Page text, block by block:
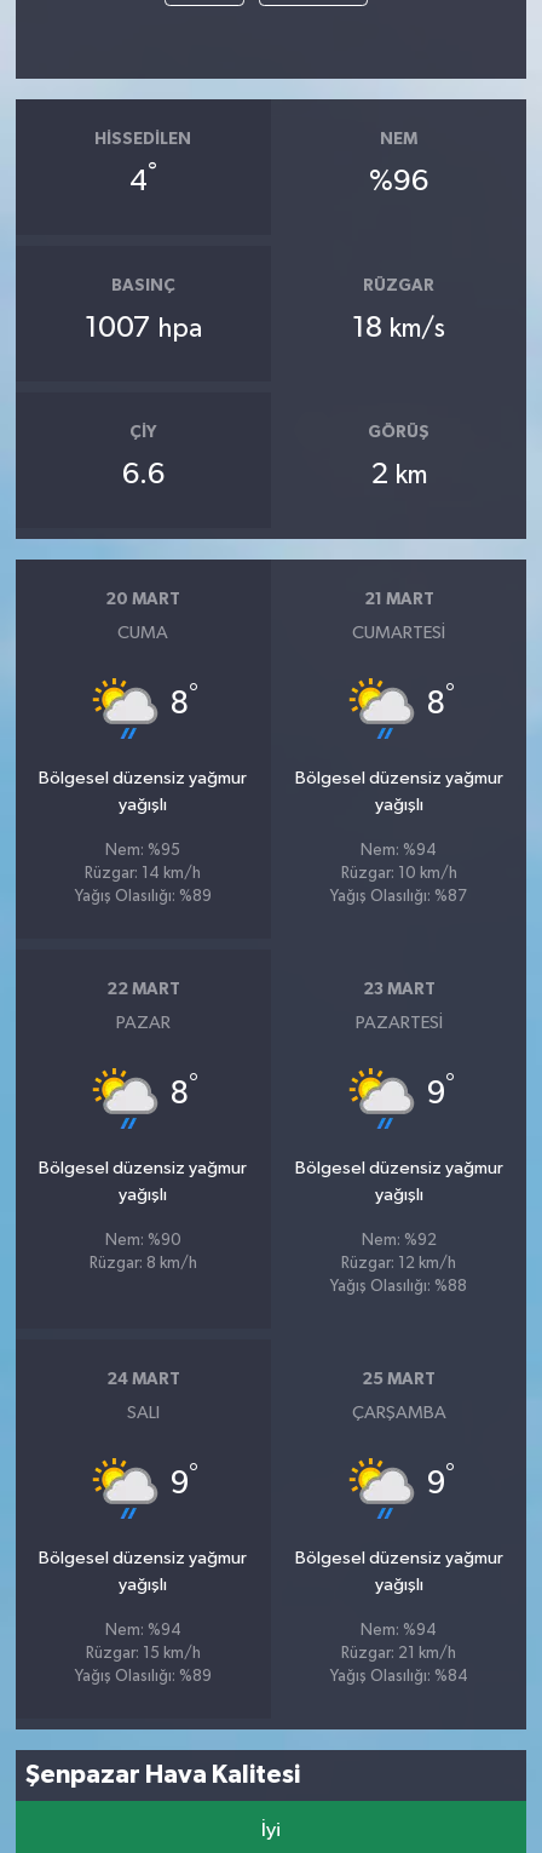
HISSEDILEN
4°
NEM
%96
BASINÇ
1007 hpa
RÜZGAR
18 km/s
ÇIY
6.6
GÖRÜŞ
2 km
20 MART
CUMA
8°
Bölgesel düzensiz yağmur
yağışlı
Nem: %95
Rüzgar: 14 km/h
Yağış Olasılığı: %89
21 MART
CUMARTESI
8°
Bölgesel düzensiz yağmur
yağışlı
Nem: %94
Rüzgar: 10 km/h
Yağış Olasılığı: %87
22 MART
PAZAR
8°
Bölgesel düzensiz yağmur
yağışlı
Nem: %90
Rüzgar: 8 km/h
23 MART
PAZARTESI
9°
Bölgesel düzensiz yağmur
yağışlı
Nem: %92
Rüzgar: 12 km/h
Yağış Olasılığı: %88
24 MART
SALI
9°
Bölgesel düzensiz yağmur
yağışlı
Nem: %94
Rüzgar: 15 km/h
Yağış Olasılığı: %89
25 MART
ÇARŞAMBA
9°
Bölgesel düzensiz yağmur
yağışlı
Nem: %94
Rüzgar: 21 km/h
Yağış Olasılığı: %84
Şenpazar Hava Kalitesi
İyi